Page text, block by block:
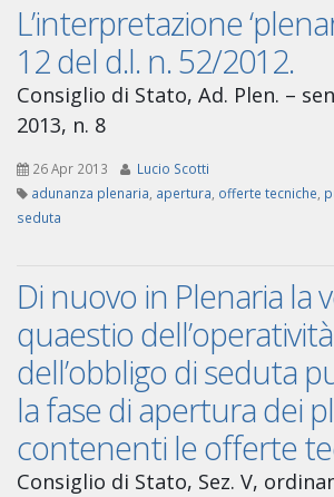
L’interpretazione
12 del d.l. n. 52/2012.
Consiglio di Stato, Ad. Plen. –
2013, n. 8
26 Apr 2013
Lucio Scotti
adunanza plenaria apertura offerte tecniche
seduta
Di nuovo in Plenaria la
quaestio dell’operatività
dell’obbligo di seduta
la fase di apertura dei
contenenti le offerte
Consiglio di Stato, Sez. V,